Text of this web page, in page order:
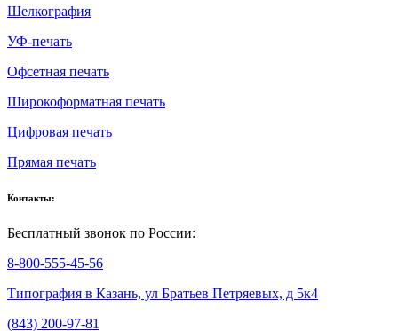
Шелкография
УФ-печать
Офсетная печать
Широкоформатная печать
Цифровая печать
Прямая печать
Контакты:
Бесплатный звонок по России:
8-800-555-45-56
Типография в Казань, ул Братьев Петряевых, д 5к4
(843) 200-97-81